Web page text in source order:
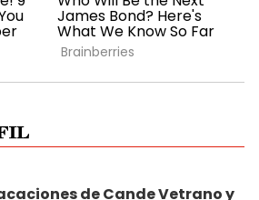
de Cande Vetrano y